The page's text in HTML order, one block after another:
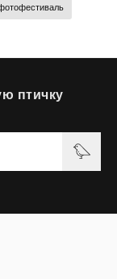
птичку